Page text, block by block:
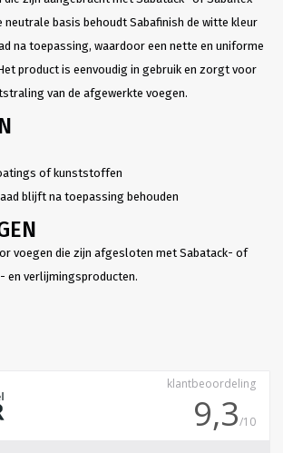
neutrale basis behoudt Sabafinish de witte kleur
na toepassing, waardoor een nette en uniforme
product is eenvoudig in gebruik en zorgt voor
van de afgewerkte voegen.
of kunststoffen
blijft na toepassing behouden
voegen die zijn afgesloten met Sabatack- of
en verlijmingsproducten.